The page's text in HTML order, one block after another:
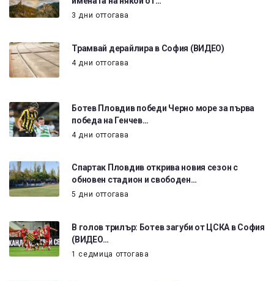
3 дни оттогава
Трамвай дерайлира в София (ВИДЕО)
4 дни оттогава
Ботев Пловдив победи Черно море за първа
победа на Генчев…
4 дни оттогава
Спартак Пловдив открива новия сезон с
обновен стадион и свободен…
5 дни оттогава
В голов трилър: Ботев загуби от ЦСКА в София
(ВИДЕО…
1 седмица оттогава